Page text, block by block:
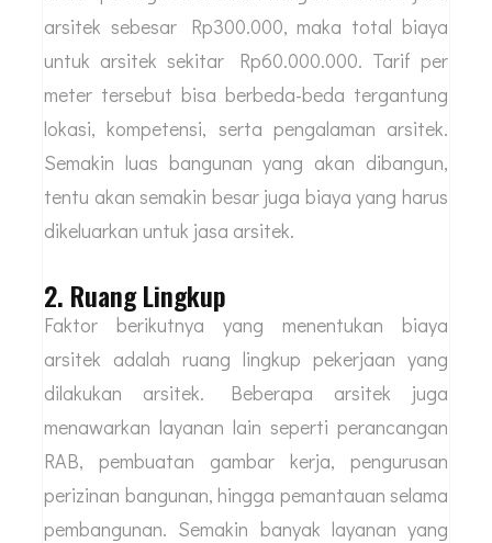
arsitek sebesar Rp300.000, maka total biaya
untuk arsitek sekitar Rp60.000.000. Tarif per
meter tersebut bisa berbeda-beda tergantung
lokasi, kompetensi, serta pengalaman arsitek.
Semakin luas bangunan yang akan dibangun,
tentu akan semakin besar juga biaya yang harus
dikeluarkan untuk jasa arsitek.
2. Ruang Lingkup
Faktor berikutnya yang menentukan biaya
arsitek adalah ruang lingkup pekerjaan yang
dilakukan arsitek. Beberapa arsitek juga
menawarkan layanan lain seperti perancangan
RAB, pembuatan gambar kerja, pengurusan
perizinan bangunan, hingga pemantauan selama
pembangunan. Semakin banyak layanan yang